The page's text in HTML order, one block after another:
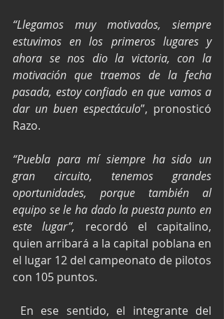
“Llegamos muy motivados, siempre
estuvimos en los primeros lugares y
ahora se nos dio la victoria, con la
motivación que traemos de la fecha
pasada, estoy confiado en que vamos a
dar un buen espectáculo”, pronosticó
Razo.
“Puebla para mí siempre ha sido un
gran circuito, tenemos grandes
oportunidades, porque también al
equipo se le ha dado la puesta punto en
este lugar”, recordó el capitalino,
quien arribará a la capital poblana en
el lugar 12 del campeonato de pilotos
con 105 puntos.